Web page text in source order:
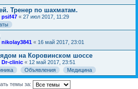
Тренер по шахматам.
psif47 « 27 июл 2017, 11:29
nikolay3841 « 16 май 2017, 23:01
на Коровинском шоссе
Dr-clinic « 12 май 2017, 23:51
Объявления Медицина
темы за: